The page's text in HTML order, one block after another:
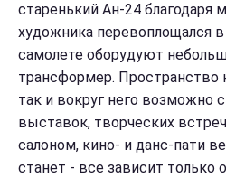
старенький Ан-24 благодаря
художника перевоплощался
самолете оборудуют
трансформер. Пространство
так и вокруг него возможно
выставок, творческих
салоном, кино- и данс-пати
станет - все зависит только